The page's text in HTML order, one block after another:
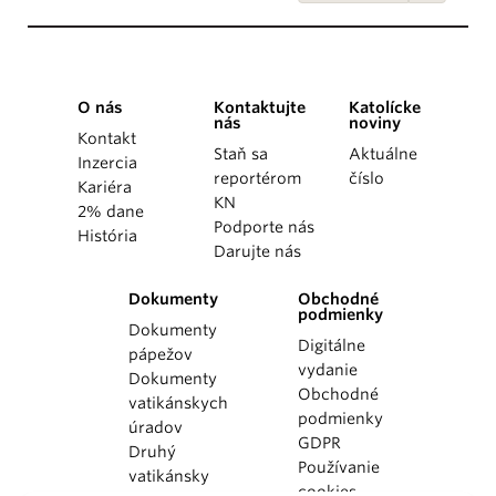
O nás
Kontakt
Inzercia
Kariéra
2% dane
História
Kontaktujte
nás
Staň sa
reportérom
KN
Podporte nás
Darujte nás
Katolícke
noviny
Aktuálne
číslo
Dokumenty
Dokumenty
pápežov
Dokumenty
vatikánskych
úradov
Druhý
vatikánsky
Obchodné
podmienky
Digitálne
vydanie
Obchodné
podmienky
GDPR
Používanie
cookies